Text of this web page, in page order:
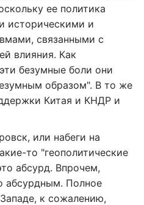
ее политика
историческими и
связанными с
влияния. Как
безумные боли они
образом". В то же
Китая и КНДР и
или набеги на
то "геополитические
абсурд. Впрочем,
абсурдным. Полное
к сожалению,